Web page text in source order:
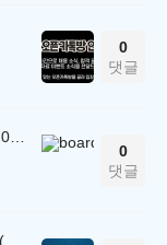
0
댓글
0
댓글